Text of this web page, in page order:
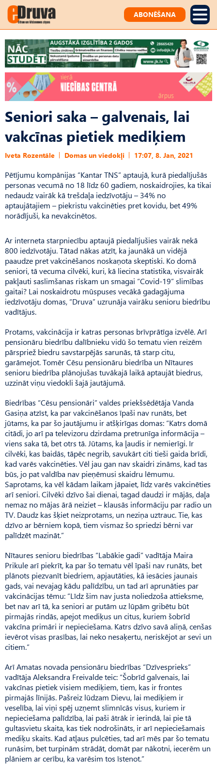
ABONĒŠANA
Seniori saka – galvenais, lai
vakcīnas pietiek mediķiem
Iveta Rozentāle Domas un viedokļi 17:07, 8. Jan, 2021
Pētījumu kompānijas “Kantar TNS” aptaujā, kurā piedalījušās
personas vecumā no 18 līdz 60 gadiem, noskaidrojies, ka tikai
nedaudz vairāk kā trešdaļa iedzīvotāju – 34% no
aptaujātajiem – piekristu vakcinēties pret kovidu, bet 49%
norādījuši, ka nevakcinētos.
Ar interneta starpniecību aptaujā piedalījušies vairāk nekā
800 iedzīvotāju. Tātad nākas atzīt, ka jaunākā un vidējā
paaudze pret vakcinēšanos noskaņota skeptiski. Ko domā
seniori, tā vecuma cilvēki, kuri, kā liecina statistika, visvairāk
pakļauti saslimšanas riskam un smagai “Covid-19” slimības
gaitai? Lai noskaidrotu mūspuses vecākā gadagājuma
iedzīvotāju domas, “Druva” uzrunāja vairāku senioru biedrību
vadītājus.
Protams, vakcinācija ir katras personas brīvprātīga izvēlē. Arī
pensionāru biedrību dalībnieku vidū šo tematu vien reizēm
pārspriež biedru savstarpējās sarunās, tā starp citu,
garāmejot. Tomēr Cēsu pensionāru biedrība un Nītaures
senioru biedrība plānojušas tuvākajā laikā aptaujāt biedrus,
uzzināt viņu viedokli šajā jautājumā.
Biedrības “Cēsu pensionāri” valdes priekšsēdētāja Vanda
Gasiņa atzīst, ka par vakcinēšanos īpaši nav runāts, bet
jūtams, ka par šo jautājumu ir atšķirīgas domas: “Katrs domā
citādi, jo arī pa televizoru dzirdama pretrunīga informācija –
viens saka tā, bet otrs tā. Jūtams, ka ļaudis ir nemierīgi. Ir
cilvēki, kas baidās, tāpēc negrib, savukārt citi tieši gaida brīdi,
kad varēs vakcinēties. Vēl jau gan nav skaidri zināms, kad tas
būs, jo pat valdība nav pieņēmusi skaidru lēmumu.
Saprotams, ka vēl kādam laikam jāpaiet, līdz varēs vakcinēties
arī seniori. Cilvēki dzīvo šai dienai, tagad daudzi ir mājās, daļa
nemaz no mājas ārā neiziet – klausās informāciju par radio un
TV. Daudz kas šķiet neizprotams, un neziņa uztrauc. Tie, kas
dzīvo ar bērniem kopā, tiem vismaz šo spriedzi bērni var
palīdzēt mazināt.”
Nītaures senioru biedrības “Labākie gadi” vadītāja Maira
Prikule arī piekrīt, ka par šo tematu vēl īpaši nav runāts, bet
plānots piezvanīt biedriem, apjautāties, kā iesācies jaunais
gads, vai nevajag kādu palīdzību, un tad arī aprunāties par
vakcinācijas tēmu: “Līdz šim nav justa noliedzoša attieksme,
bet nav arī tā, ka seniori ar putām uz lūpām gribētu būt
pirmajās rindās, apejot mediķus un citus, kuriem šobrīd
vakcīna primāri ir nepieciešama. Katrs dzīvo savā aliņā, cenšas
ievērot visas prasības, lai neko nesaķertu, neriskējot ar sevi un
citiem.”
Arī Amatas novada pensionāru biedrības “Dzīvesprieks”
vadītāja Aleksandra Freivalde teic: “Šobrīd galvenais, lai
vakcīnas pietiek visiem mediķiem, tiem, kas ir frontes
pirmajās līnijās. Pašreiz lūdzam Dievu, lai mediķiem ir
veselība, lai viņi spēj uzņemt slimnīcās visus, kuriem ir
nepieciešama palīdzība, lai paši ātrāk ir ierindā, lai pie tā
gultas­vietu skaita, kas tiek nodrošināts, ir arī nepieciešamais
mediķu skaits. Kad atļaus pulcēties, tad arī mēs par šo tematu
runāsim, bet turpinām strādāt, domāt par nākotni, iecerēm un
plāniem ar cerību, ka varēsim tos īstenot.”